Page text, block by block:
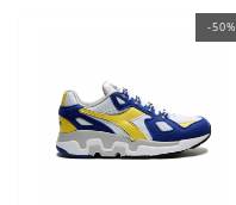
-50%